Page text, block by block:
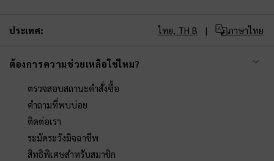
ประเทศ: ไทย, TH ฿ ภาษาไทย
ต้องการความช่วยเหลือใช่ไหม?
ตรวจสอบสถานะคำสั่งซื้อ
คำถามที่พบบ่อย
ติดต่อเรา
ระมัดระวังมิจฉาชีพ
สิทธิพิเศษสำหรับสมาชิก